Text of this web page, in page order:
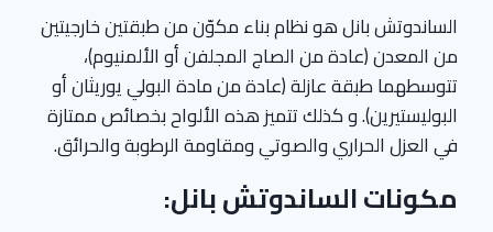
الساندوتش بانل هو نظام بناء مكوّن من طبقتين خارجيتين
من المعدن (عادة من الصاج المجلفن أو الألمنيوم)،
تتوسطهما طبقة عازلة (عادة من مادة البولي يوريثان أو
البوليستيرين). و كذلك تتميز هذه الألواح بخصائص ممتازة
في العزل الحراري والصوتي ومقاومة الرطوبة والحرائق.
مكونات الساندوتش بانل: